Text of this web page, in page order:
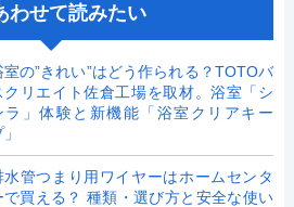
わせて読みたい
室の”きれい”はどう作られる？TOTOバ
クリエイト佐倉工場を取材。浴室「シ
ラ」体験と新機能「浴室クリアキー
水管つまり用ワイヤーはホームセンタ
で買える？ 種類・選び方と安全な使い